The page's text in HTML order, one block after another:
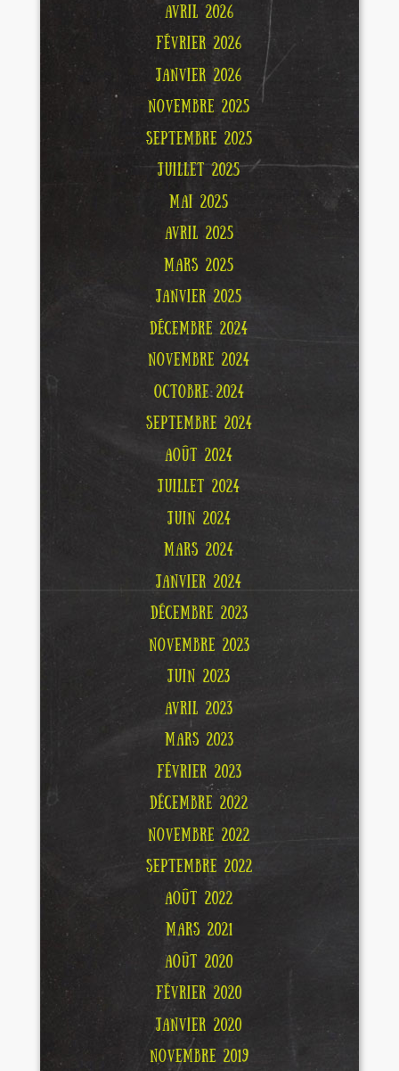
AVRIL 2026
FÉVRIER 2026
JANVIER 2026
NOVEMBRE 2025
SEPTEMBRE 2025
JUILLET 2025
MAI 2025
AVRIL 2025
MARS 2025
JANVIER 2025
DÉCEMBRE 2024
NOVEMBRE 2024
OCTOBRE 2024
SEPTEMBRE 2024
AOÛT 2024
JUILLET 2024
JUIN 2024
MARS 2024
JANVIER 2024
DÉCEMBRE 2023
NOVEMBRE 2023
JUIN 2023
AVRIL 2023
MARS 2023
FÉVRIER 2023
DÉCEMBRE 2022
NOVEMBRE 2022
SEPTEMBRE 2022
AOÛT 2022
MARS 2021
AOÛT 2020
FÉVRIER 2020
JANVIER 2020
NOVEMBRE 2019